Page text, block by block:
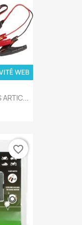
ARTIC...
WEB
favorite_border